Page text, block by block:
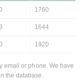
1760
1644
1920
email or phone. We have
the database.